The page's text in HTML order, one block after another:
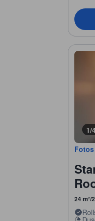
1/
24 m²/